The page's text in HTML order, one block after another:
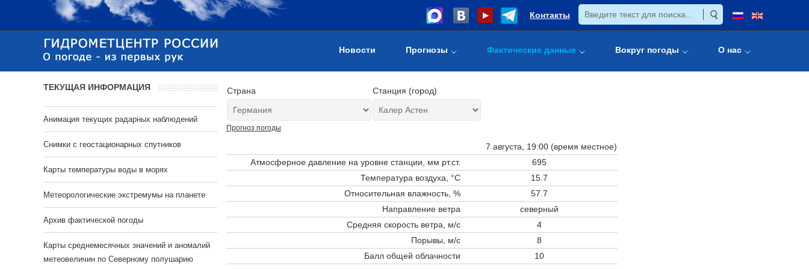
Контакты
Новости Прогнозы Фактические данные Вокруг погоды О нас
Страна Станция (город)
Прогноз погоды
7 августа, 19:00 (время местное)
Атмосферное давление на уровне станции, мм рт.ст.
695
Температура воздуха, °C
15.7
Относительная влажность, %
57.7
Направление ветра
северный
Средняя скорость ветра, м/с
4
Порывы, м/с
8
Балл общей облачности
10
ТЕКУЩАЯ ИНФОРМАЦИЯ
Анимация текущих радарных наблюдений
Cнимки с геостационарных спутников
Карты температуры воды в морях
Метеорологические экстремумы на планете
Архив фактической погоды
Карты среднемесячных значений и аномалий
метеовеличин по Северному полушарию